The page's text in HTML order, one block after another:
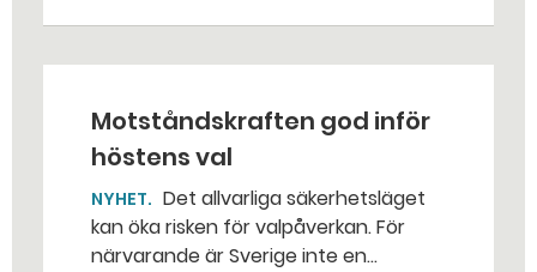
Motståndskraften god inför
höstens val
NYHET
kan öka risken för valpåverkan. För
närvarande är Sverige inte en